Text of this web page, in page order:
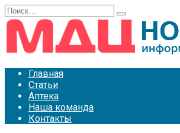
Перейти
к
содержанию
Search
for:
Главная
Статьи
Аптека
Наша команда
Контакты